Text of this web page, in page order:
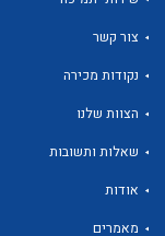
צור קשר
נקודות מכירה
הצוות שלנו
שאלות ותשובות
אודות
מאמרים